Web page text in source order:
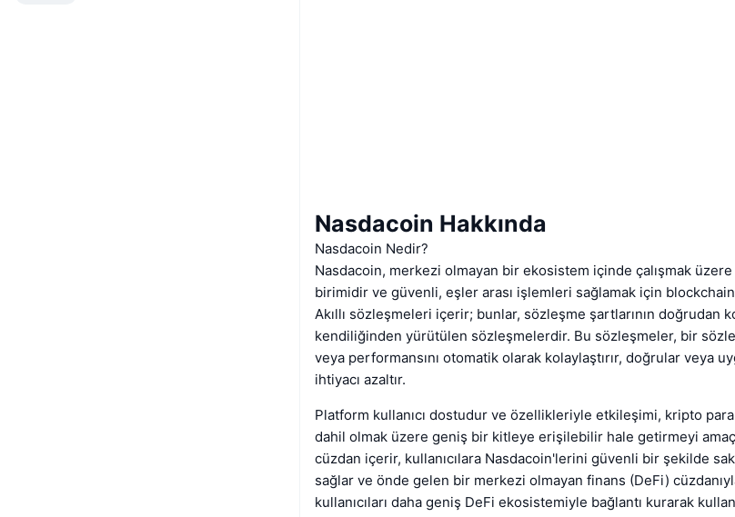
Nasdacoin Hakkında
Nasdacoin Nedir?
Nasdacoin, merkezi olmayan bir ekosistem içinde çalışmak
birimidir ve güvenli, eşler arası işlemleri sağlamak için
Akıllı sözleşmeleri içerir; bunlar, sözleşme şartlarının doğrudan
kendiliğinden yürütülen sözleşmelerdir. Bu sözleşmeler, bir
veya performansını otomatik olarak kolaylaştırır, doğrular veya
ihtiyacı azaltır.
Platform kullanıcı dostudur ve özellikleriyle etkileşimi, kripto
dahil olmak üzere geniş bir kitleye erişilebilir hale getirmeyi
cüzdan içerir, kullanıcılara Nasdacoin'lerini güvenli bir şekilde
sağlar ve önde gelen bir merkezi olmayan finans (DeFi)
kullanıcıları daha geniş DeFi ekosistemiyle bağlantı kurarak